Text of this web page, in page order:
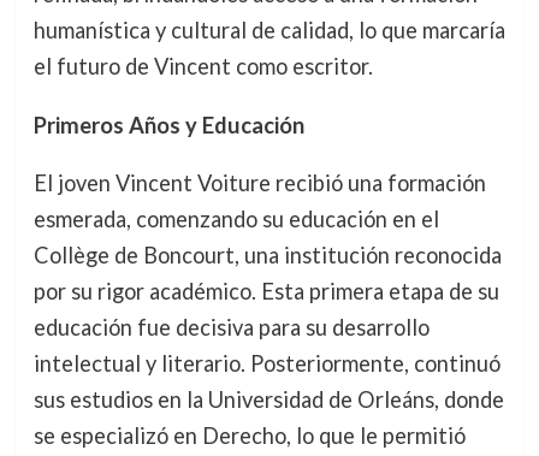
humanística y cultural de calidad, lo que marcaría
el futuro de Vincent como escritor.
Primeros Años y Educación
El joven Vincent Voiture recibió una formación
esmerada, comenzando su educación en el
Collège de Boncourt, una institución reconocida
por su rigor académico. Esta primera etapa de su
educación fue decisiva para su desarrollo
intelectual y literario. Posteriormente, continuó
sus estudios en la Universidad de Orleáns, donde
se especializó en Derecho, lo que le permitió